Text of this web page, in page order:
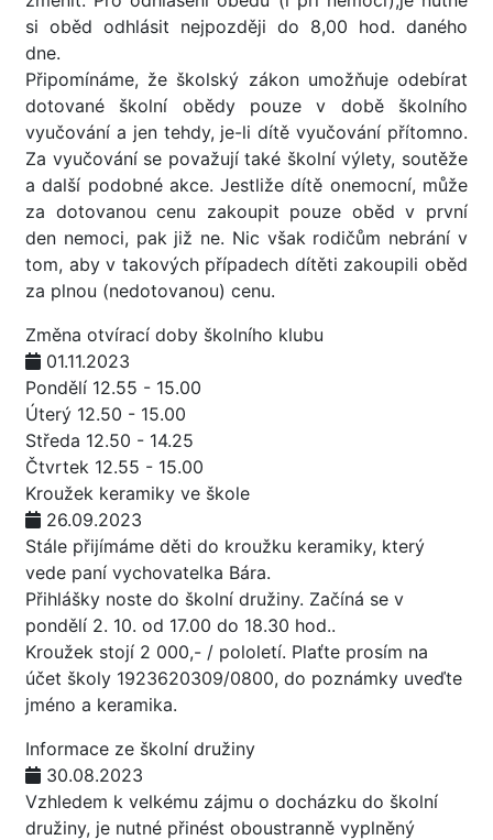
si oběd odhlásit nejpozději do 8,00 hod. daného
dne.
Připomínáme, že školský zákon umožňuje odebírat
dotované školní obědy pouze v době školního
vyučování a jen tehdy, je-li dítě vyučování přítomno.
Za vyučování se považují také školní výlety, soutěže
a další podobné akce. Jestliže dítě onemocní, může
za dotovanou cenu zakoupit pouze oběd v první
den nemoci, pak již ne. Nic však rodičům nebrání v
tom, aby v takových případech dítěti zakoupili oběd
za plnou (nedotovanou) cenu.
Změna otvírací doby školního klubu
01.11.2023
Pondělí 12.55 - 15.00
Úterý 12.50 - 15.00
Středa 12.50 - 14.25
Čtvrtek 12.55 - 15.00
Kroužek keramiky ve škole
26.09.2023
Stále přijímáme děti do kroužku keramiky, který
vede paní vychovatelka Bára.
Přihlášky noste do školní družiny. Začíná se v
pondělí 2. 10. od 17.00 do 18.30 hod..
Kroužek stojí 2 000,- / pololetí. Plaťte prosím na
účet školy 1923620309/0800, do poznámky uveďte
jméno a keramika.
Informace ze školní družiny
30.08.2023
Vzhledem k velkému zájmu o docházku do školní
družiny, je nutné přinést oboustranně vyplněný